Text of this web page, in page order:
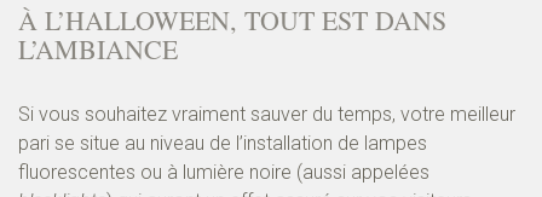
À L’HALLOWEEN, TOUT EST DANS
L’AMBIANCE
Si vous souhaitez vraiment sauver du temps, votre meilleur
pari se situe au niveau de l’installation de lampes
fluorescentes ou à lumière noire (aussi appelées